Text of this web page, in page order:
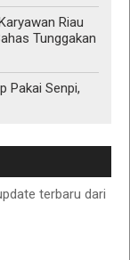
Riau
Tunggakan
Pakai Senpi,
terbaru dari